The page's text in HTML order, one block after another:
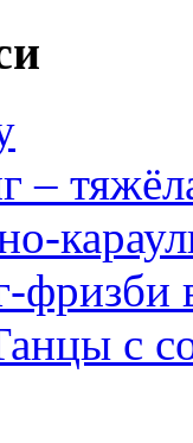
–
фризби
с